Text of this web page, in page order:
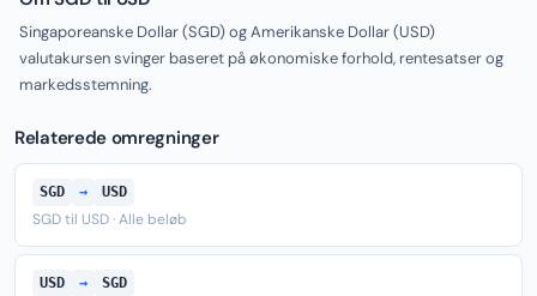
Singaporeanske Dollar (SGD) og Amerikanske Dollar (USD)
valutakursen svinger baseret på økonomiske forhold, rentesatser og
markedsstemning.
Relaterede omregninger
SGD → USD
SGD til USD · Alle beløb
USD → SGD